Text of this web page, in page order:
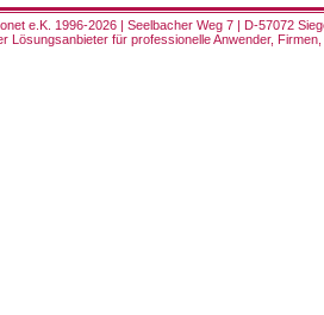
e.K. 1996-2026 | Seelbacher Weg 7 | D-57072
Lösungsanbieter für professionelle Anwender,